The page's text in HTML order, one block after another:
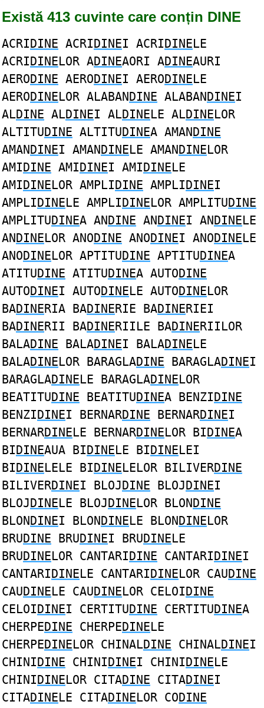
Există 413 cuvinte care conțin DINE
ACRIDINE ACRIDINEI ACRIDINELE
ACRIDINELOR ADINEAORI ADINEAURI
AERODINE AERODINEI AERODINELE
AERODINELOR ALABANDINE ALABANDINEI
ALDINE ALDINEI ALDINELE ALDINELOR
ALTITUDINE ALTITUDINEA AMANDINE
AMANDINEI AMANDINELE AMANDINELOR
AMIDINE AMIDINEI AMIDINELE
AMIDINELOR AMPLIDINE AMPLIDINEI
AMPLIDINELE AMPLIDINELOR AMPLITUDINE
AMPLITUDINEA ANDINE ANDINEI ANDINELE
ANDINELOR ANODINE ANODINEI ANODINELE
ANODINELOR APTITUDINE APTITUDINEA
ATITUDINE ATITUDINEA AUTODINE
AUTODINEI AUTODINELE AUTODINELOR
BADINERIA BADINERIE BADINERIEI
BADINERII BADINERIILE BADINERIILOR
BALADINE BALADINEI BALADINELE
BALADINELOR BARAGLADINE BARAGLADINEI
BARAGLADINELE BARAGLADINELOR
BEATITUDINE BEATITUDINEA BENZIDINE
BENZIDINEI BERNARDINE BERNARDINEI
BERNARDINELE BERNARDINELOR BIDINEA
BIDINEAUA BIDINELE BIDINELEI
BIDINELELE BIDINELELOR BILIVERDINE
BILIVERDINEI BLOJDINE BLOJDINEI
BLOJDINELE BLOJDINELOR BLONDINE
BLONDINEI BLONDINELE BLONDINELOR
BRUDINE BRUDINEI BRUDINELE
BRUDINELOR CANTARIDINE CANTARIDINEI
CANTARIDINELE CANTARIDINELOR CAUDINE
CAUDINELE CAUDINELOR CELOIDINE
CELOIDINEI CERTITUDINE CERTITUDINEA
CHERPEDINE CHERPEDINELE
CHERPEDINELOR CHINALDINE CHINALDINEI
CHINIDINE CHINIDINEI CHINIDINELE
CHINIDINELOR CITADINE CITADINEI
CITADINELE CITADINELOR CODINE